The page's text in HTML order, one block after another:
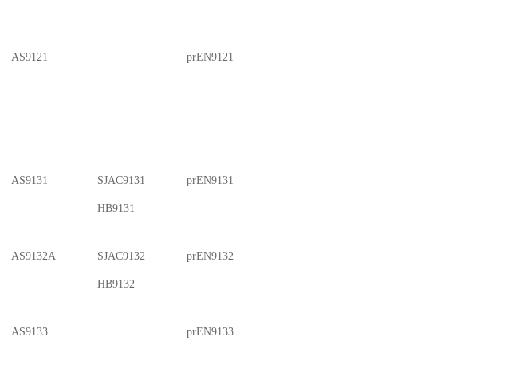
AS9121 prEN9121
AS9131 SJAC9131
HB9131
prEN9131
AS9132A SJAC9132
HB9132
prEN9132
AS9133 prEN9133